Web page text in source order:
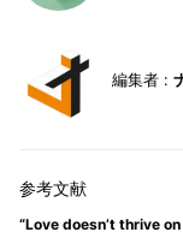
“Love doesn’t thrive